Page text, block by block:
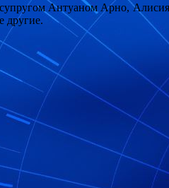
Антуаном Арно,
другие.